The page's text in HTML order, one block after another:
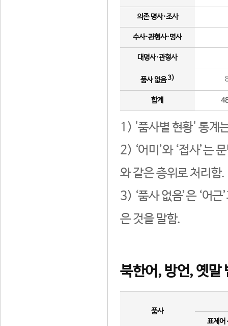
의존 명사·조사
수사·관형사·명사
대명사·관형사
품사 없음3)
합계
1) '품사별 현황' 통계
2) ‘어미’와 ‘접사’는
와 같은 층위로 처리함.
3) ‘품사 없음’은 ‘어
은 것을 말함.
북한어, 방언, 옛말
품사
표제어